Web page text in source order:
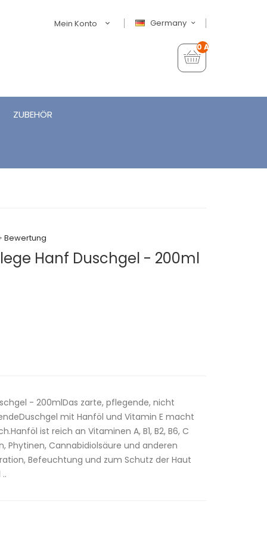
Germany
Mein Konto
0 Artikel - €0,00
ZUBEHÖR
Bewertung
Hanf Duschgel - 200ml
- 200mlDas zarte, pflegende, nicht
mit Hanföl und Vitamin E macht
ist reich an Vitaminen A, B1, B2, B6, C
Phytinen, Cannabidiolsäure und anderen
Befeuchtung und zum Schutz der Haut